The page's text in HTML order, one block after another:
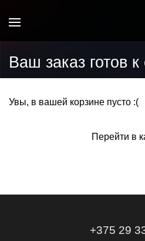
Ваш заказ готов
Увы, в вашей корзине пусто :(
Перейти в
+375 29